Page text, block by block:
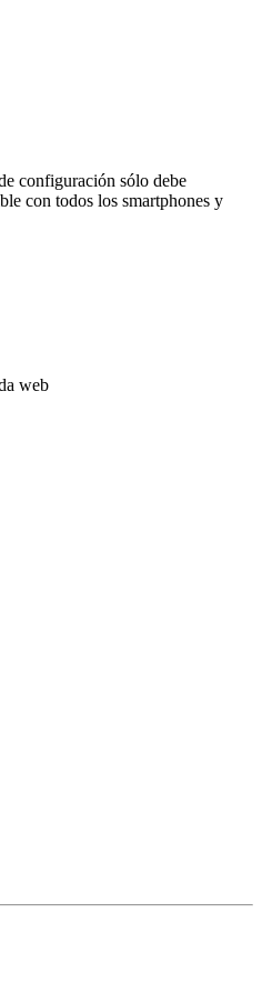
configuración sólo debe
con todos los smartphones y
web